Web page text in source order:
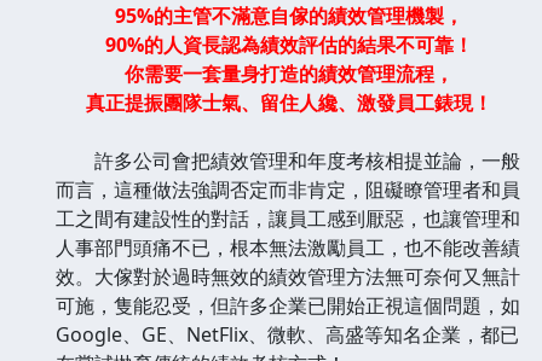
95%的主管不滿意自傢的績效管理機製，
90%的人資長認為績效評估的結果不可靠！
你需要一套量身打造的績效管理流程，
真正提振團隊士氣、留住人纔、激發員工錶現！
許多公司會把績效管理和年度考核相提並論，一般
而言，這種做法強調否定而非肯定，阻礙瞭管理者和員
工之間有建設性的對話，讓員工感到厭惡，也讓管理和
人事部門頭痛不已，根本無法激勵員工，也不能改善績
效。大傢對於過時無效的績效管理方法無可奈何又無計
可施，隻能忍受，但許多企業已開始正視這個問題，如
Google、GE、NetFlix、微軟、高盛等知名企業，都已